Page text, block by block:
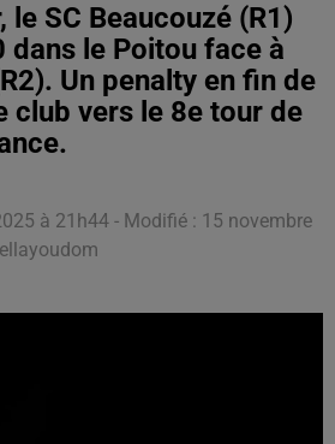
le SC Beaucouzé (R1)
dans le Poitou face à
Un penalty en fin de
club vers le 8e tour de
à 21h44 - Modifié : 15 novembre